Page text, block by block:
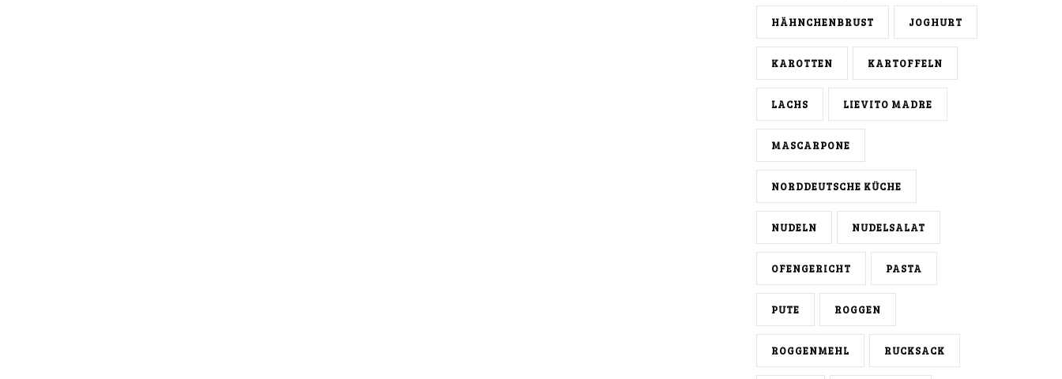
HÄHNCHENBRUST JOGHURT
KAROTTEN KARTOFFELN
LACHS LIEVITO MADRE
MASCARPONE
NORDDEUTSCHE KÜCHE
NUDELN NUDELSALAT
OFENGERICHT PASTA
PUTE ROGGEN
ROGGENMEHL RUCKSACK